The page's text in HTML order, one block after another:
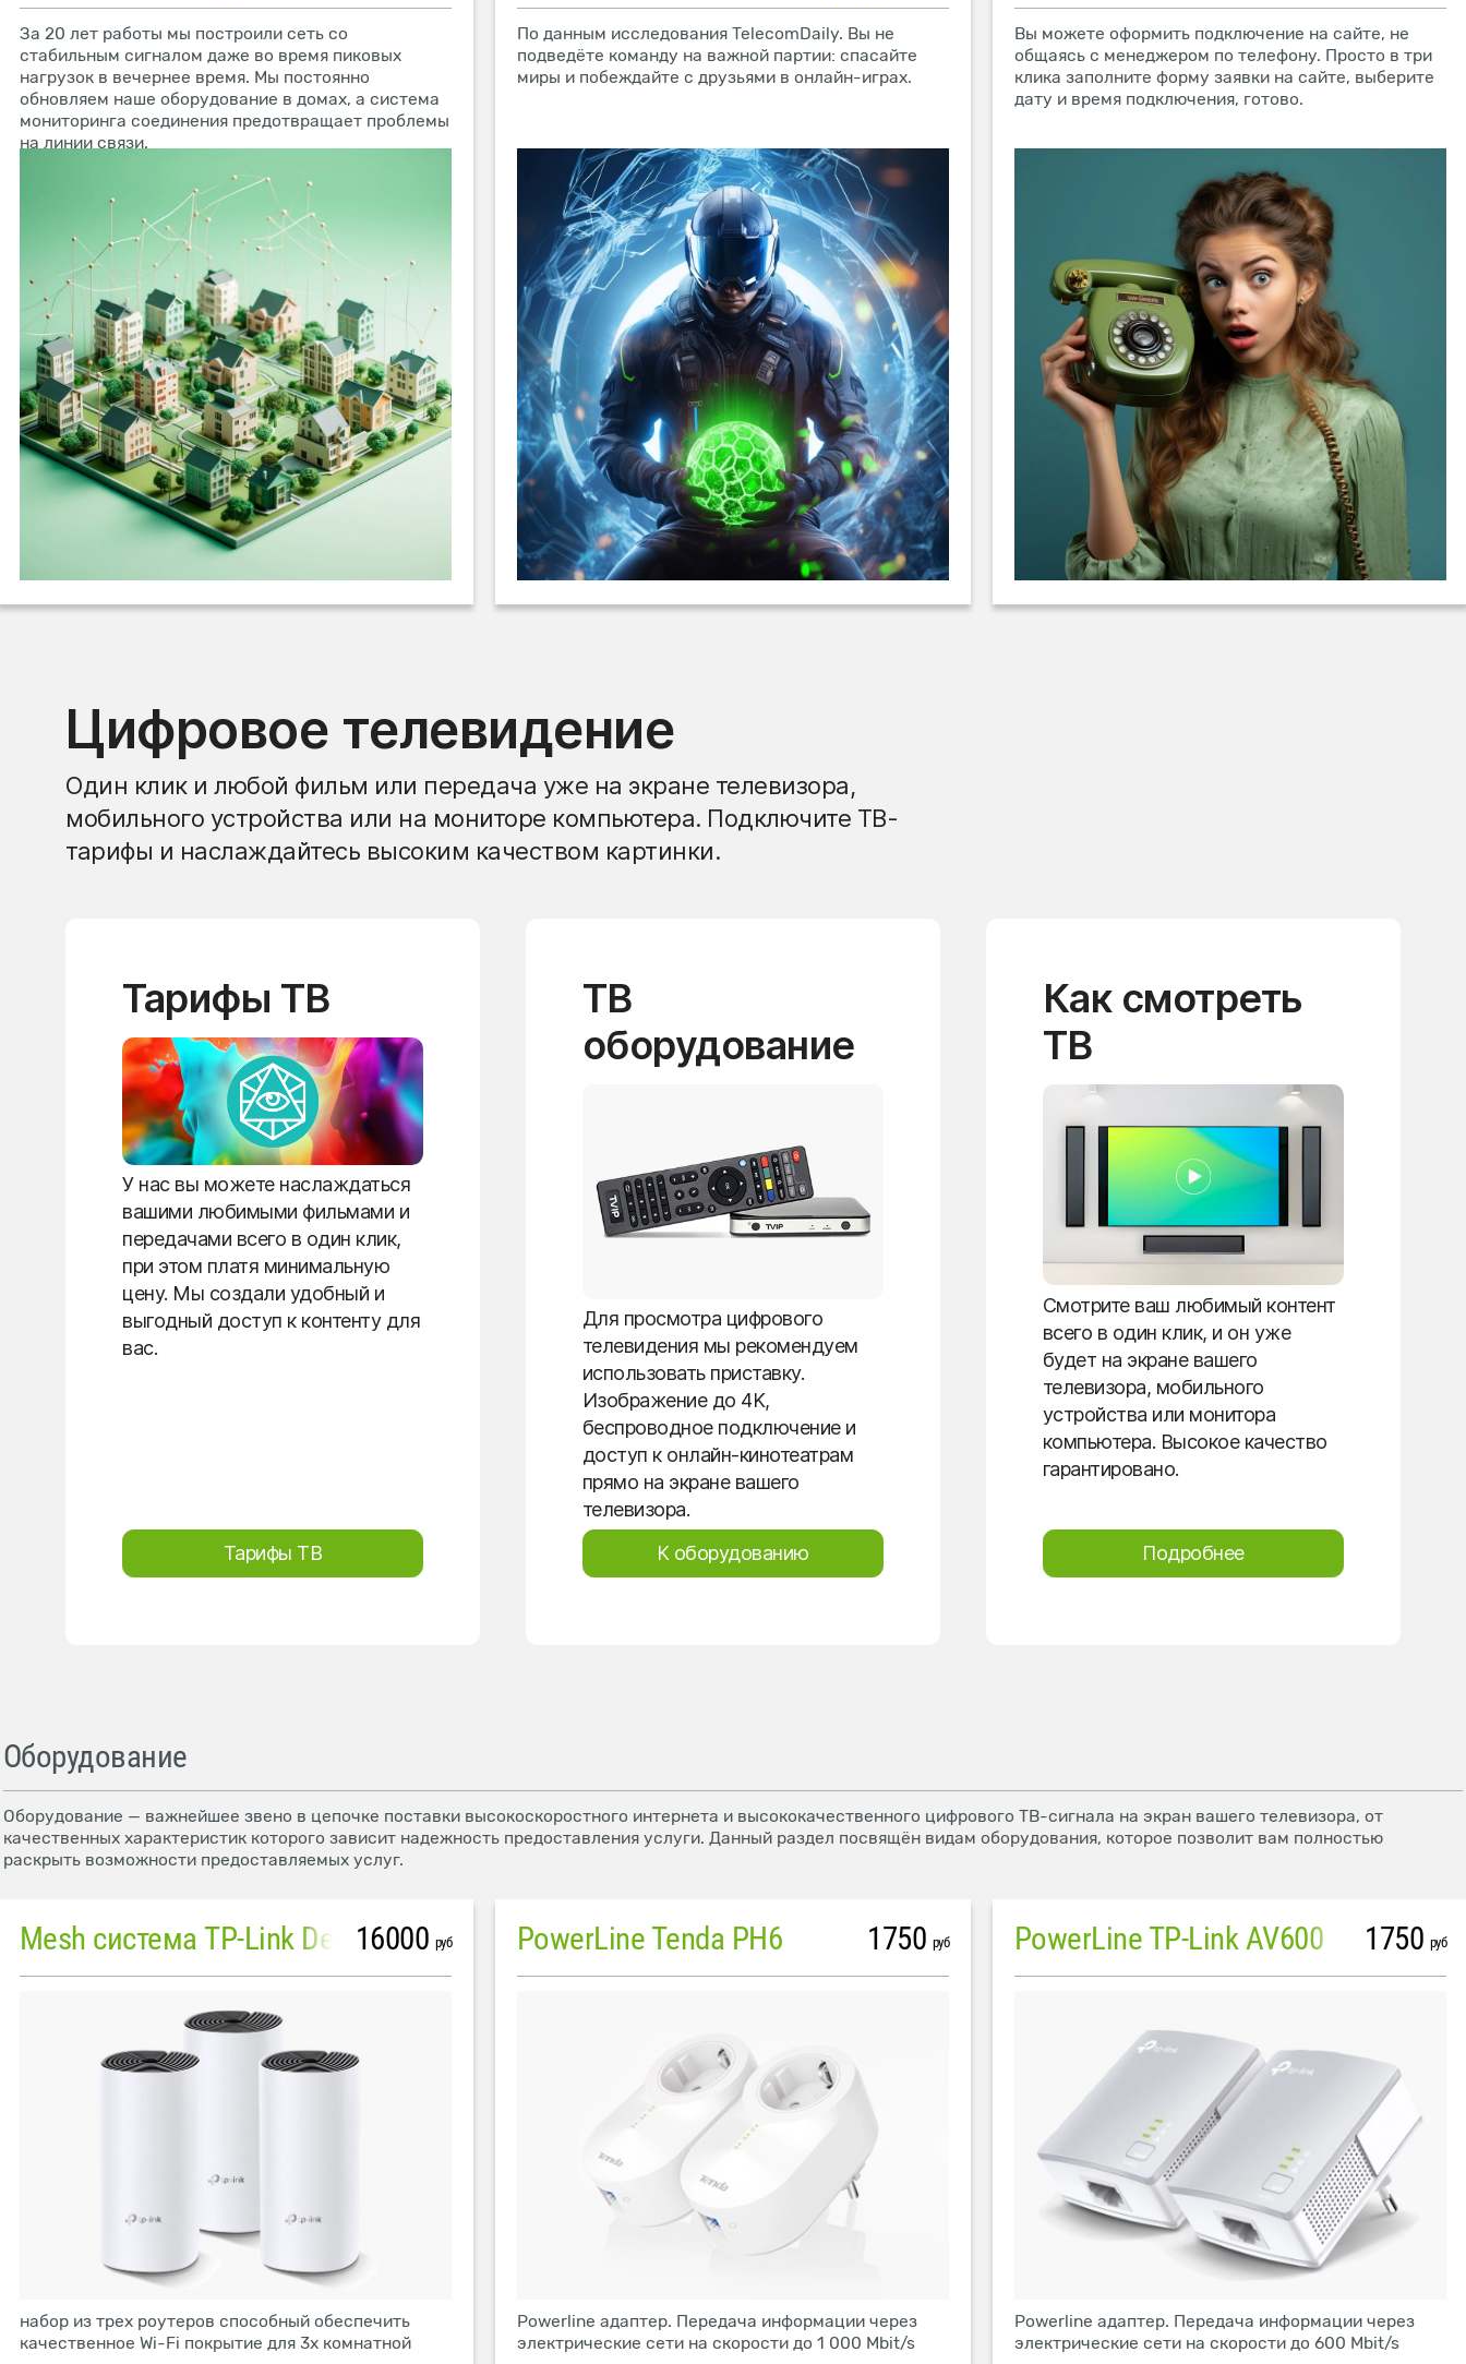
За 20 лет работы мы построили сеть со
стабильным сигналом даже во время пиковых
нагрузок в вечернее время. Мы постоянно
обновляем наше оборудование в домах, а система
мониторинга соединения предотвращает проблемы
на линии связи.
По данным исследования TelecomDaily. Вы не
подведёте команду на важной партии: спасайте
миры и побеждайте с друзьями в онлайн-играх.
Вы можете оформить подключение на сайте, не
общаясь с менеджером по телефону. Просто в три
клика заполните форму заявки на сайте, выберите
дату и время подключения, готово.
Цифровое телевидение
Один клик и любой фильм или передача уже на экране телевизора,
мобильного устройства или на мониторе компьютера. Подключите ТВ-
тарифы и наслаждайтесь высоким качеством картинки.
Тарифы ТВ
У нас вы можете наслаждаться
вашими любимыми фильмами и
передачами всего в один клик,
при этом платя минимальную
цену. Мы создали удобный и
выгодный доступ к контенту для
вас.
Тарифы ТВ
ТВ
оборудование
Для просмотра цифрового
телевидения мы рекомендуем
использовать приставку.
Изображение до 4K,
беспроводное подключение и
доступ к онлайн-кинотеатрам
прямо на экране вашего
телевизора.
К оборудованию
Как смотреть
ТВ
Смотрите ваш любимый контент
всего в один клик, и он уже
будет на экране вашего
телевизора, мобильного
устройства или монитора
компьютера. Высокое качество
гарантировано.
Подробнее
Оборудование
Оборудование — важнейшее звено в цепочке поставки высокоскоростного интернета и высококачественного цифрового ТВ-сигнала на экран вашего телевизора, от
качественных характеристик которого зависит надежность предоставления услуги. Данный раздел посвящён видам оборудования, которое позволит вам полностью
раскрыть возможности предоставляемых услуг.
Mesh система TP-Link Deco M4 (3 устройства)
16000 руб
набор из трех роутеров способный обеспечить
качественное Wi-Fi покрытие для 3х комнатной
PowerLine Tenda PH6 1750 руб
Powerline адаптер. Передача информации через
электрические сети на скорости до 1 000 Mbit/s
PowerLine TP-Link AV600 1750 руб
Powerline адаптер. Передача информации через
электрические сети на скорости до 600 Mbit/s